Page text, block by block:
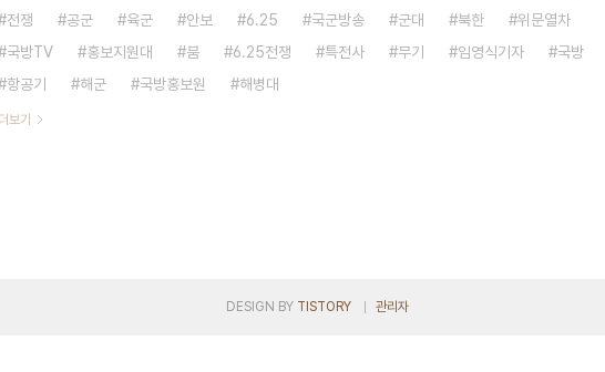
전쟁
공군 육군 안보 6.25 국군방송 군대 북한
위문열차
국방TV
홍보지원대 붐 6.25전쟁 특전사 무기 임영식기자
국방
항공기
해군 국방홍보원 해병대
더보기
DESIGN BY TISTORY 관리자